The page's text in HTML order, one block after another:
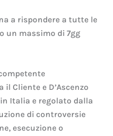
a rispondere a tutte le
un massimo di 7gg
Cliente e D’Ascenzo
Italia e regolato dalla
di controversie
esecuzione o